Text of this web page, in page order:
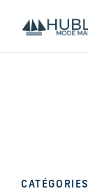
CATÉGORIES